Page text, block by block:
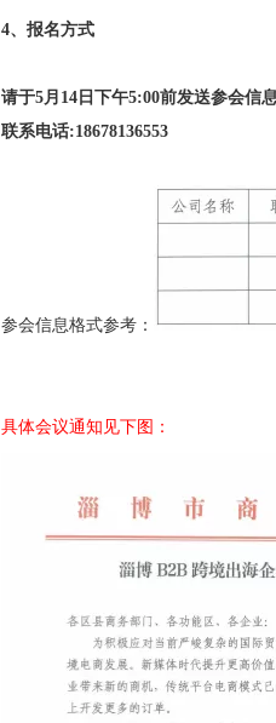
4、报名方式
请于5月14日下午5:00前发送参会信息
联系电话:18678136553
参会信息格式参考：
具体会议通知见下图：